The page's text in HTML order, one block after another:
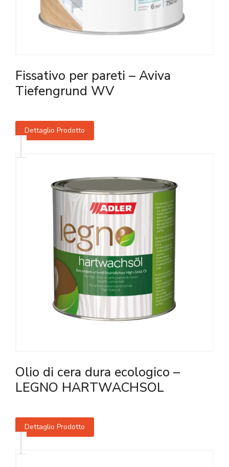
Fissativo per pareti – Aviva
Tiefengrund WV
Dettaglio Prodotto
Olio di cera dura ecologico –
LEGNO HARTWACHSOL
Dettaglio Prodotto